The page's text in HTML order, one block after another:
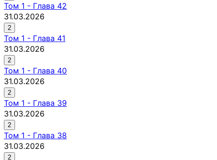
Том 1 - Глава 42
31.03.2026
2
Том 1 - Глава 41
31.03.2026
2
Том 1 - Глава 40
31.03.2026
2
Том 1 - Глава 39
31.03.2026
2
Том 1 - Глава 38
31.03.2026
2